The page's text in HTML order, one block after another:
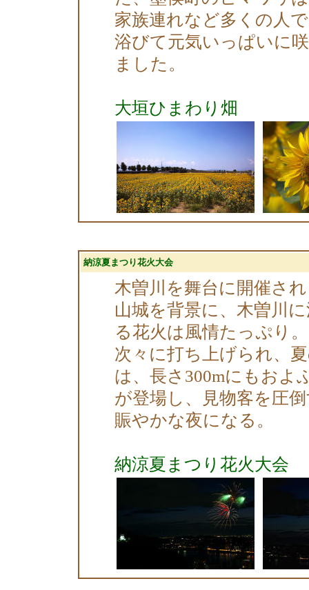
家族連れなど多くの人
浴びて元気いっぱいに
ました。
大垣ひまわり畑
納涼夏まつり花火大会
木曽川を舞台に開催さ
山城を背景に、木曽川
る花火は風情たっぷり
次々に打ち上げられ、
は、長さ300mにもおよ
が登場し、見物客を圧
賑やかな夜になる。
納涼夏まつり花火大会